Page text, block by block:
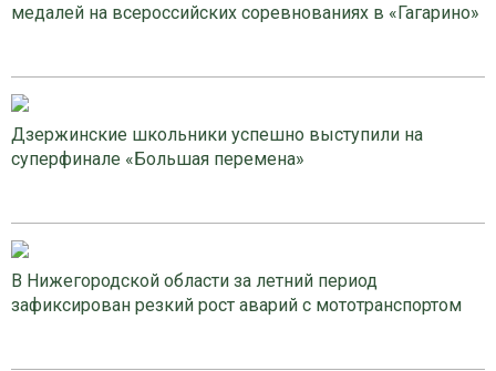
медалей на всероссийских соревнованиях в «Гагарино»
Дзержинские школьники успешно выступили на
суперфинале «Большая перемена»
В Нижегородской области за летний период
зафиксирован резкий рост аварий с мототранспортом